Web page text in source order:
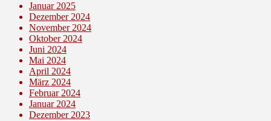
Januar 2025
Dezember 2024
November 2024
Oktober 2024
Juni 2024
Mai 2024
April 2024
März 2024
Februar 2024
Januar 2024
Dezember 2023